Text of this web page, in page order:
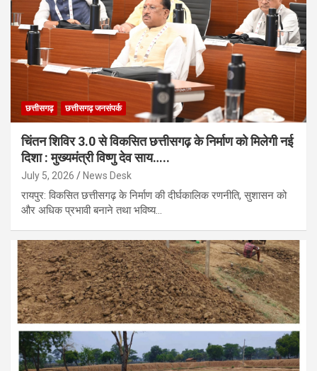
छत्तीसगढ़ छत्तीसगढ़ जनसंपर्क
चिंतन शिविर 3.0 से विकसित छत्तीसगढ़ के निर्माण को मिलेगी नई
दिशा : मुख्यमंत्री विष्णु देव साय…..
July 5, 2026 News Desk
रायपुर: विकसित छत्तीसगढ़ के निर्माण की दीर्घकालिक रणनीति, सुशासन को
और अधिक प्रभावी बनाने तथा भविष्य…